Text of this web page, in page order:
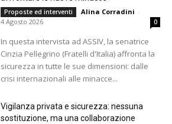
Proposte ed interventi Alina Corradini -
4 Agosto 2026
0
In questa intervista ad ASSIV, la senatrice
Cinzia Pellegrino (Fratelli d'Italia) affronta la
sicurezza in tutte le sue dimensioni: dalle
crisi internazionali alle minacce...
Vigilanza privata e sicurezza: nessuna
sostituzione, ma una collaborazione